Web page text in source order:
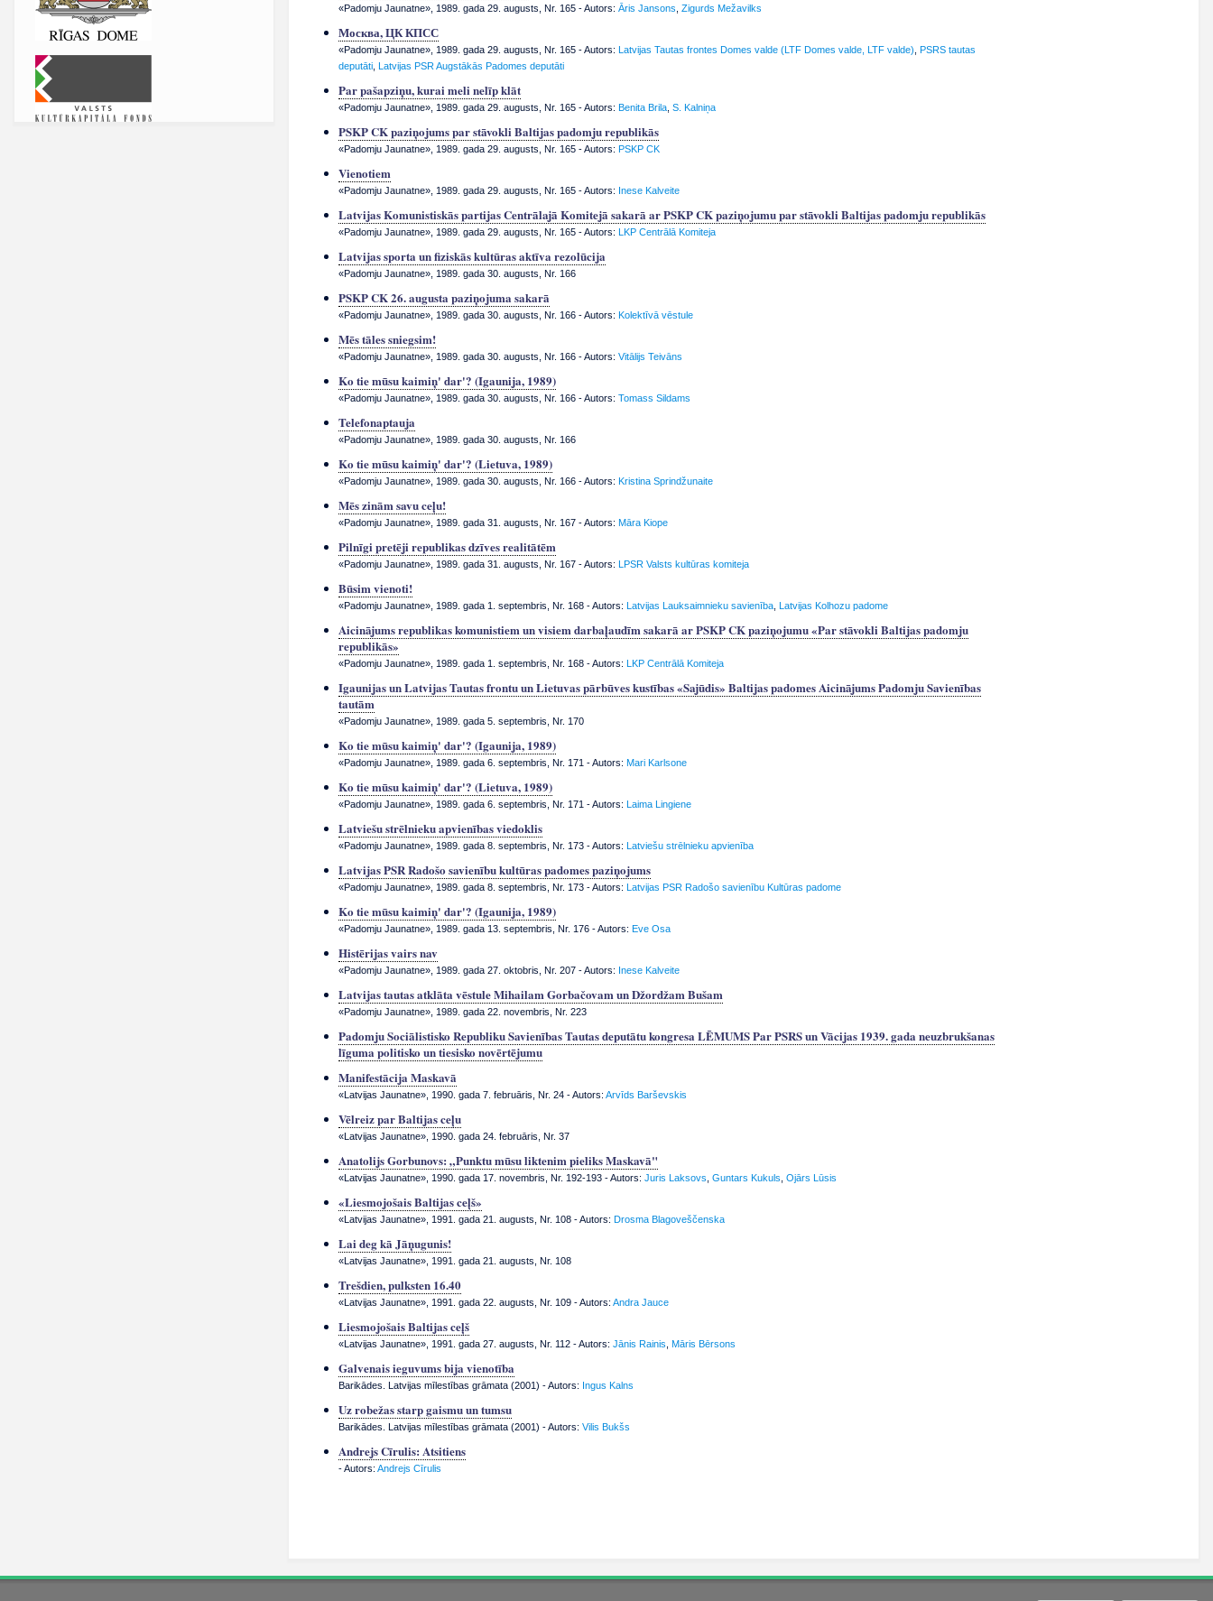
«Padomju Jaunatne», 1989. gada 29. augusts, Nr. 165- Autors: Āris Jansons Zigurds Mežavilks
Москва, ЦК КПСС
«Padomju Jaunatne», 1989. gada 29. augusts, Nr. 165- Autors: Latvijas Tautas frontes Domes valde (LTF Domes valde, LTF valde) PSRS tautas
deputāti, Latvijas PSR Augstākās Padomes deputāti
Par pašapziņu, kurai meli nelīp klāt
«Padomju Jaunatne», 1989. gada 29. augusts, Nr. 165- Autors: Benita Brila, S. Kalniņa
PSKP CK paziņojums par stāvokli Baltijas padomju republikās
«Padomju Jaunatne», 1989. gada 29. augusts, Nr. 165- Autors: PSKP CK
Vienotiem
«Padomju Jaunatne», 1989. gada 29. augusts, Nr. 165- Autors: Inese Kalveite
Latvijas Komunistiskās partijas Centrālajā Komitejā sakarā ar PSKP CK paziņojumu par stāvokli Baltijas padomju republikās
«Padomju Jaunatne», 1989. gada 29. augusts, Nr. 165- Autors: LKP Centrālā Komiteja
Latvijas sporta un fiziskās kultūras aktīva rezolūcija
«Padomju Jaunatne», 1989. gada 30. augusts, Nr. 166
PSKP CK 26. augusta paziņojuma sakarā
«Padomju Jaunatne», 1989. gada 30. augusts, Nr. 166- Autors: Kolektīvā vēstule
Mēs tāles sniegsim!
«Padomju Jaunatne», 1989. gada 30. augusts, Nr. 166- Autors: Vitālijs Teivāns
Ko tie mūsu kaimiņ' dar'? (Igaunija, 1989)
«Padomju Jaunatne», 1989. gada 30. augusts, Nr. 166- Autors: Tomass Sildams
Telefonaptauja
«Padomju Jaunatne», 1989. gada 30. augusts, Nr. 166
Ko tie mūsu kaimiņ' dar'? (Lietuva, 1989)
«Padomju Jaunatne», 1989. gada 30. augusts, Nr. 166- Autors: Kristina Sprindžunaite
Mēs zinām savu ceļu!
«Padomju Jaunatne», 1989. gada 31. augusts, Nr. 167- Autors: Māra Kiope
Pilnīgi pretēji republikas dzīves realitātēm
«Padomju Jaunatne», 1989. gada 31. augusts, Nr. 167- Autors: LPSR Valsts kultūras komiteja
Būsim vienoti!
«Padomju Jaunatne», 1989. gada 1. septembris, Nr. 168- Autors: Latvijas Lauksaimnieku savienība, Latvijas Kolhozu padome
Aicinājums republikas komunistiem un visiem darbaļaudīm sakarā ar PSKP CK paziņojumu «Par stāvokli Baltijas padomju
republikās»
«Padomju Jaunatne», 1989. gada 1. septembris, Nr. 168- Autors: LKP Centrālā Komiteja
Igaunijas un Latvijas Tautas frontu un Lietuvas pārbūves kustības «Sajūdis» Baltijas padomes Aicinājums Padomju Savienības
tautām
«Padomju Jaunatne», 1989. gada 5. septembris, Nr. 170
Ko tie mūsu kaimiņ' dar'? (Igaunija, 1989)
«Padomju Jaunatne», 1989. gada 6. septembris, Nr. 171 - Autors: Mari Karlsone
Ko tie mūsu kaimiņ' dar'? (Lietuva, 1989)
«Padomju Jaunatne», 1989. gada 6. septembris, Nr. 171 - Autors: Laima Lingiene
Latviešu strēlnieku apvienības viedoklis
«Padomju Jaunatne», 1989. gada 8. septembris, Nr. 173- Autors: Latviešu strēlnieku apvienība
Latvijas PSR Radošo savienību kultūras padomes paziņojums
«Padomju Jaunatne», 1989. gada 8. septembris, Nr. 173- Autors: Latvijas PSR Radošo savienību Kultūras padome
Ko tie mūsu kaimiņ' dar'? (Igaunija, 1989)
«Padomju Jaunatne», 1989. gada 13. septembris, Nr. 176- Autors: Eve Osa
Histērijas vairs nav
«Padomju Jaunatne», 1989. gada 27. oktobris, Nr. 207- Autors: Inese Kalveite
Latvijas tautas atklāta vēstule Mihailam Gorbačovam un Džordžam Bušam
«Padomju Jaunatne», 1989. gada 22. novembris, Nr. 223
Padomju Sociālistisko Republiku Savienības Tautas deputātu kongresa LĒMUMS Par PSRS un Vācijas 1939. gada neuzbrukšanas
līguma politisko un tiesisko novērtējumu
Manifestācija Maskavā
«Latvijas Jaunatne», 1990. gada 7. februāris, Nr. 24- Autors: Arvīds Barševskis
Vēlreiz par Baltijas ceļu
«Latvijas Jaunatne», 1990. gada 24. februāris, Nr. 37
Anatolijs Gorbunovs: „Punktu mūsu liktenim pieliks Maskavā"
«Latvijas Jaunatne», 1990. gada 17. novembris, Nr. 192-193- Autors: Juris Laksovs Guntars Kukuls Ojārs Lūsis
«Liesmojošais Baltijas ceļš»
«Latvijas Jaunatne», 1991. gada 21. augusts, Nr. 108- Autors: Drosma Blagoveščenska
Lai deg kā Jāņugunis!
«Latvijas Jaunatne», 1991. gada 21. augusts, Nr. 108
Trešdien, pulksten 16.40
«Latvijas Jaunatne», 1991. gada 22. augusts, Nr. 109- Autors: Andra Jauce
Liesmojošais Baltijas ceļš
«Latvijas Jaunatne», 1991. gada 27. augusts, Nr. 112- Autors: Jānis Rainis Māris Bērsons
Galvenais ieguvums bija vienotība
Barikādes. Latvijas mīlestības grāmata (2001) - Autors: Ingus Kalns
Uz robežas starp gaismu un tumsu
Barikādes. Latvijas mīlestības grāmata (2001) - Autors: Vilis Bukšs
Andrejs Cīrulis: Atsitiens
- Autors: Andrejs Cīrulis